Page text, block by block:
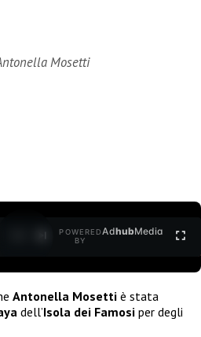
Mosetti
POWERED
BY
AdhubMedia
Antonella Mosetti è stata
dell’Isola dei Famosi per degli